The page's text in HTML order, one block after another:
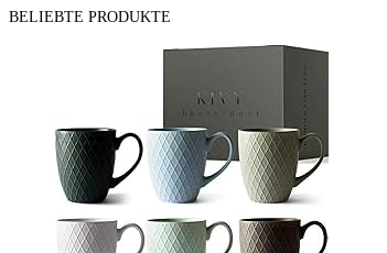
BELIEBTE PRODUKTE